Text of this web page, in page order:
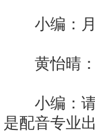
小编：月
黄怡晴：
小编：请
是配音专业